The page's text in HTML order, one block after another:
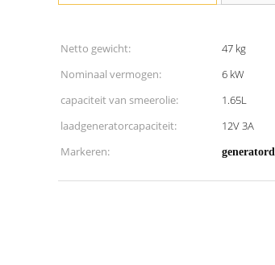
Netto gewicht: 47 kg
Nominaal vermogen:
6 kW
capaciteit van smeerolie:
1.65L
laadgeneratorcapaciteit:
12V 3A
Markeren: